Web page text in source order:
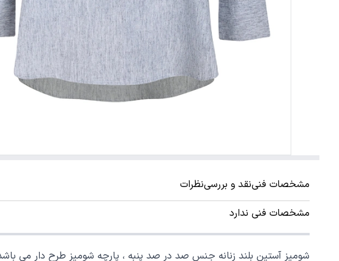
مشخصات فنینقد و بررسینظرات
مشخصات فنی ندارد
شومیز آستین بلند زنانه جنس صد در صد پنبه ، پارچه شومیز طرح دار می